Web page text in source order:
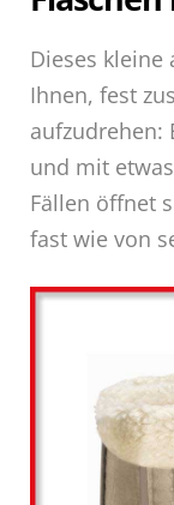
Dieses kleine
Ihnen, fest
aufzudrehen:
und mit
Fällen öffnet
fast wie von